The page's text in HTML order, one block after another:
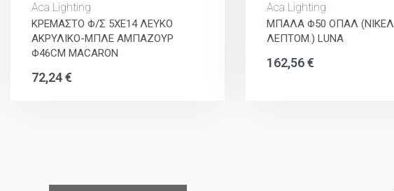
Aca Lighting
ΚΡΕΜΑΣΤΟ Φ/Σ 5ΧΕ14 ΛΕΥΚΟ
ΑΚΡΥΛΙΚΟ-ΜΠΛΕ ΑΜΠΑΖΟΥΡ
Φ46CM MACARON
72,24€
Aca Lighting
ΜΠΑΛΑ Φ50 ΟΠΑΛ (ΝΙΚΕΛ
ΛΕΠΤΟΜ.) LUNA
162,56€